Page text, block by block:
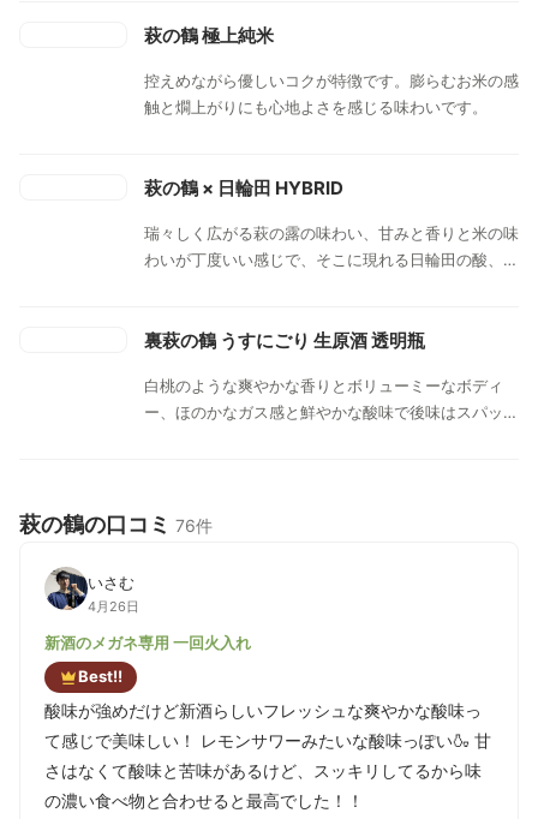
萩の鶴 極上純米
控えめながら優しいコクが特徴です。膨らむお米の感
触と燗上がりにも心地よさを感じる味わいです。
萩の鶴 × 日輪田 HYBRID
瑞々しく広がる萩の露の味わい、甘みと香りと米の味
わいが丁度いい感じで、そこに現れる日輪田の酸、そ
裏萩の鶴 うすにごり 生原酒 透明瓶
白桃のような爽やかな香りとボリューミーなボディ
ー、ほのかなガス感と鮮やかな酸味で後味はスパッと
萩の鶴の口コミ 76件
いさむ
4月26日
新酒のメガネ専用 一回火入れ
Best!!
酸味が強めだけど新酒らしいフレッシュな爽やかな酸味っ
て感じで美味しい！ レモンサワーみたいな酸味っぽい🍶 甘
さはなくて酸味と苦味があるけど、スッキリしてるから味
の濃い食べ物と合わせると最高でした！！